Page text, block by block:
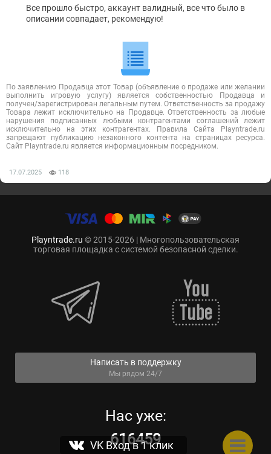
Все прошло быстро, аккаунт валидный, все что было в
описании совпадает, рекомендую!
По заявлению Продавца этот Товар (объявление о продаже или желании
выполнить игровую услугу) является собственностью Продавца и
получен/зарегистрирован легальным путем. Ответственность за продажу
Товара лежит исключительно на Продавце. Ответственность за любые
нарушения подписанных любыми контрагентами соглашений лежит
исключительно на этих контрагентах. Правила Сайта Playntrade.ru
запрещают публикацию незаконного контента на страницах ресурса.
Сайт Playntrade.ru является информационным посредником.
17.07.2025 118
Playntrade.ru © 2015-2026 | Многопользовательская
торговая площадка с системой безопасной сделки.
Написать в поддержку
Мы рядом 24/7
Нас уже:
616459
VK Вход в 1 клик